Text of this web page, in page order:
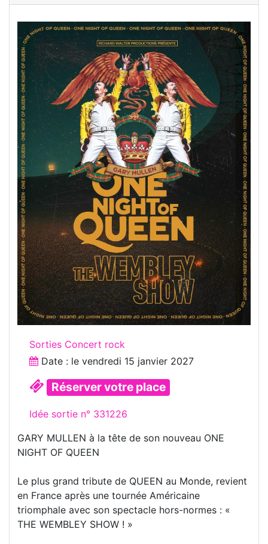
Sorties Concert rock
Date : le vendredi 15 janvier 2027
Réserver votre place
Idée sortie n° 331226
GARY MULLEN à la tête de son nouveau ONE
NIGHT OF QUEEN
Le plus grand tribute de QUEEN au Monde, revient
en France après une tournée Américaine
triomphale avec son spectacle hors-normes : «
THE WEMBLEY SHOW ! »